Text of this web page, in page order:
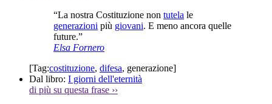
“La nostra Costituzione non tutela le
generazioni più giovani. E meno ancora quelle
future.”
Elsa Fornero
[Tag:costituzione, difesa, generazione]
Dal libro: I giorni dell'eternità
di più su questa frase ››